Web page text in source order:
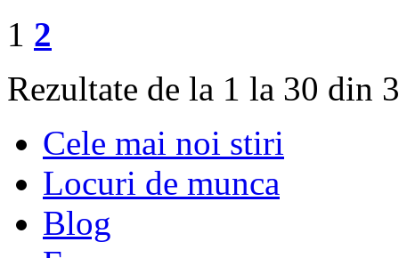
1 2
Rezultate de la 1 la 30 din
Cele mai noi stiri
Locuri de munca
Blog